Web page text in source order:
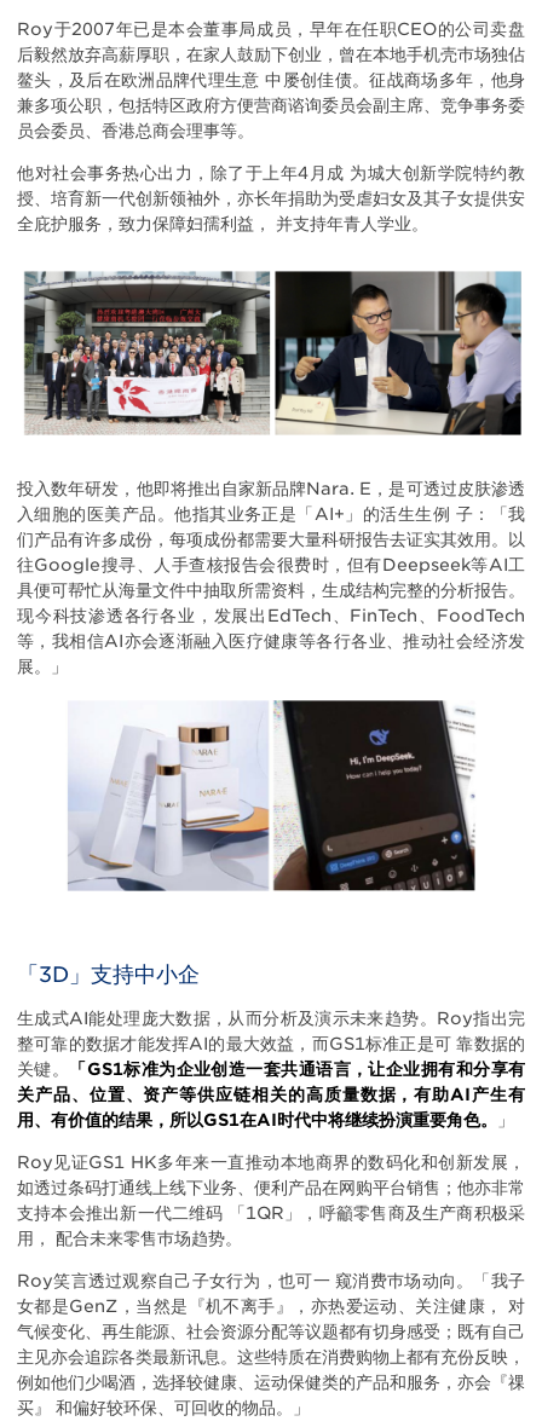
Roy于2007年已是本会董事局成员，早年在任职CEO的公司卖盘
后毅然放弃高薪厚职，在家人鼓励下创业，曾在本地手机壳巿场独佔
鳌头，及后在欧洲品牌代理生意 中屡创佳债。征战商场多年，他身
兼多项公职，包括特区政府方便营商谘询委员会副主席、竞争事务委
员会委员、香港总商会理事等。
他对社会事务热心出力，除了于上年4月成 为城大创新学院特约教
授、培育新一代创新领袖外，亦长年捐助为受虐妇女及其子女提供安
全庇护服务，致力保障妇孺利益， 并支持年青人学业。
投入数年研发，他即将推出自家新品牌Nara. E，是可透过皮肤渗透
入细胞的医美产品。他指其业务正是「AI+」的活生生例 子：「我
们产品有许多成份，每项成份都需要大量科研报告去证实其效用。以
往Google搜寻、人手查核报告会很费时，但有Deepseek等AI工
具便可帮忙从海量文件中抽取所需资料，生成结构完整的分析报告。
现今科技渗透各行各业，发展出EdTech、FinTech、FoodTech
等，我相信AI亦会逐渐融入医疗健康等各行各业、推动社会经济发
展。」
「3D」支持中小企
生成式AI能处理庞大数据，从而分析及演示未来趋势。Roy指出完
整可靠的数据才能发挥AI的最大效益，而GS1标准正是可 靠数据的
关键。
「GS1标准为企业创造一套共通语言，让企业拥有和分享有
关产品、位置、资产等供应链相关的高质量数据，有助AI产生有
用、有价值的结果，所以GS1在AI时代中将继续扮演重要角色。
」
Roy见证GS1 HK多年来一直推动本地商界的数码化和创新发展，
如透过条码打通线上线下业务、便利产品在网购平台销售；他亦非常
支持本会推出新一代二维码 「1QR」，呼籲零售商及生产商积极采
用， 配合未来零售巿场趋势。
Roy笑言透过观察自己子女行为，也可一 窥消费巿场动向。「我子
女都是GenZ，当然是『机不离手』，亦热爱运动、关注健康， 对
气候变化、再生能源、社会资源分配等议题都有切身感受；既有自己
主见亦会追踪各类最新讯息。这些特质在消费购物上都有充份反映，
例如他们少喝酒，选择较健康、运动保健类的产品和服务，亦会『祼
买』 和偏好较环保、可回收的物品。」